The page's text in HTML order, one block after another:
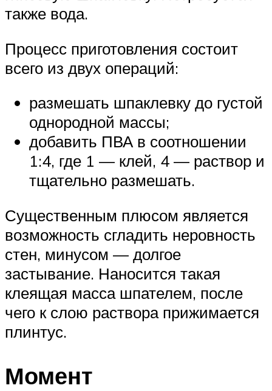
также вода.
Процесс приготовления состоит
всего из двух операций:
размешать шпаклевку до густой
однородной массы;
добавить ПВА в соотношении
1:4, где 1 — клей, 4 — раствор и
тщательно размешать.
Существенным плюсом является
возможность сгладить неровность
стен, минусом — долгое
застывание. Наносится такая
клеящая масса шпателем, после
чего к слою раствора прижимается
плинтус.
Момент